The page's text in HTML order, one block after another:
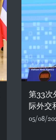
第33次
际外交
05/08/